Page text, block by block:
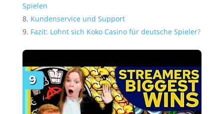
Spielen
Kundenservice und Support
Fazit: Lohnt sich Koko Casino für deutsche Spieler?